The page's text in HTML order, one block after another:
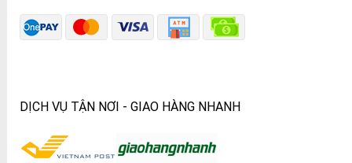
DỊCH VỤ TẬN NƠI - GIAO HÀNG NHANH